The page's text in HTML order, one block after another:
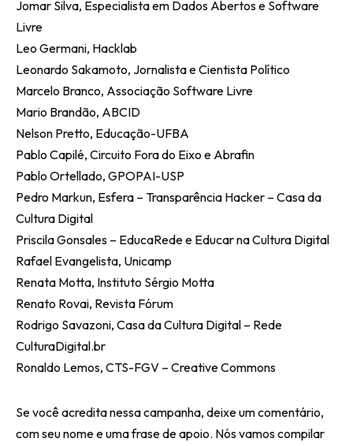
Jomar Silva, Especialista em Dados Abertos e Software
Livre
Leo Germani, Hacklab
Leonardo Sakamoto, Jornalista e Cientista Político
Marcelo Branco, Associação Software Livre
Mario Brandão, ABCID
Nelson Pretto, Educação-UFBA
Pablo Capilé, Circuito Fora do Eixo e Abrafin
Pablo Ortellado, GPOPAI-USP
Pedro Markun, Esfera – Transparência Hacker – Casa da
Cultura Digital
Priscila Gonsales – EducaRede e Educar na Cultura Digital
Rafael Evangelista, Unicamp
Renata Motta, Instituto Sérgio Motta
Renato Rovai, Revista Fórum
Rodrigo Savazoni, Casa da Cultura Digital – Rede
CulturaDigital.br
Ronaldo Lemos, CTS-FGV – Creative Commons
Se você acredita nessa campanha, deixe um comentário,
com seu nome e uma frase de apoio. Nós vamos compilar